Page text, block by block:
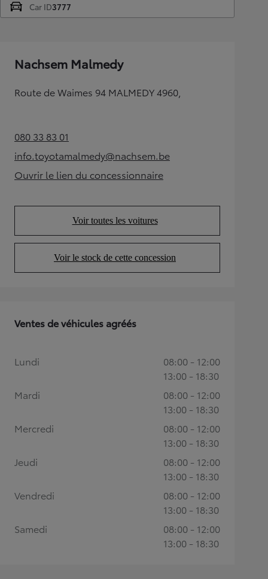
Car ID3777
Nachsem Malmedy
Route de Waimes 94 MALMEDY 4960,
080 33 83 01(Opens in new tab)
info.toyotamalmedy@nachsem.be
(Opens in new tab)
Ouvrir le lien du concessionnaire
(Opens in new tab)
Voir toutes les voitures
(Opens in new tab)
Voir le stock de cette concession
(Opens in new tab)
Ventes de véhicules agréés
Lundi
08:00 - 12:00
13:00 - 18:30
Mardi
08:00 - 12:00
13:00 - 18:30
Mercredi
08:00 - 12:00
13:00 - 18:30
Jeudi
08:00 - 12:00
13:00 - 18:30
Vendredi
08:00 - 12:00
13:00 - 18:30
Samedi
08:00 - 12:00
13:00 - 18:30